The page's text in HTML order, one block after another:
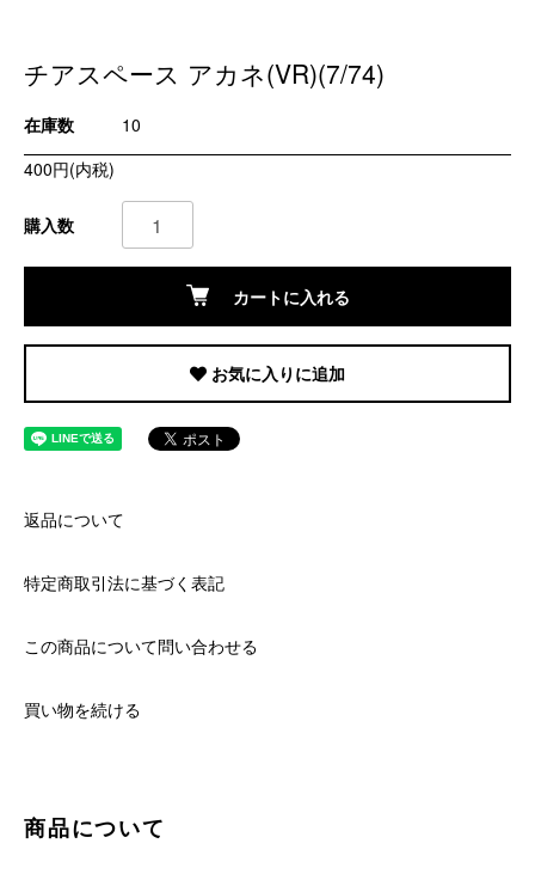
チアスペース アカネ(VR)(7/74)
在庫数
10
400円(内税)
購入数
カートに入れる
お気に入りに追加
返品について
特定商取引法に基づく表記
この商品について問い合わせる
買い物を続ける
商品について